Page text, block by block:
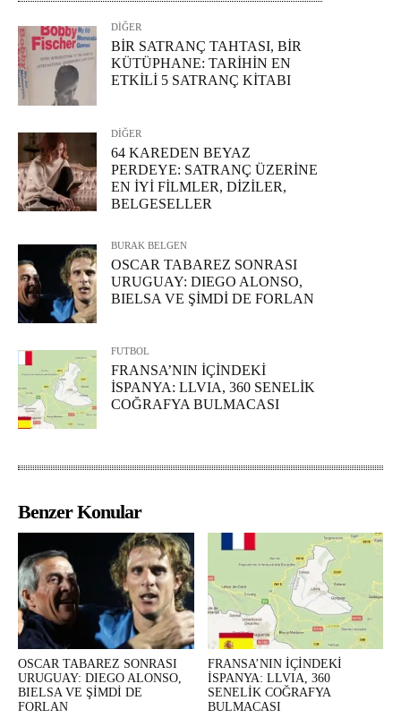
DİĞER
BİR SATRANÇ TAHTASI, BİR
KÜTÜPHANE: TARİHİN EN
ETKİLİ 5 SATRANÇ KİTABI
DİĞER
64 KAREDEN BEYAZ
PERDEYE: SATRANÇ ÜZERİNE
EN İYİ FİLMLER, DİZİLER,
BELGESELLER
BURAK BELGEN
OSCAR TABAREZ SONRASI
URUGUAY: DIEGO ALONSO,
BIELSA VE ŞİMDİ DE FORLAN
FUTBOL
FRANSA’NIN İÇİNDEKİ
İSPANYA: LLVIA, 360 SENELİK
COĞRAFYA BULMACASI
Benzer Konular
OSCAR TABAREZ SONRASI
URUGUAY: DIEGO ALONSO,
BIELSA VE ŞİMDİ DE
FORLAN
FRANSA’NIN İÇİNDEKİ
İSPANYA: LLVIA, 360
SENELİK COĞRAFYA
BULMACASI